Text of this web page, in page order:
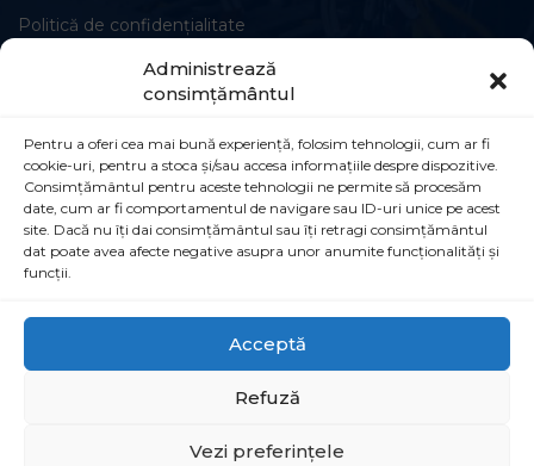
Administrează
consimțământul
Pentru a oferi cea mai bună experiență, folosim tehnologii, cum ar fi
cookie-uri, pentru a stoca și/sau accesa informațiile despre dispozitive.
Consimțământul pentru aceste tehnologii ne permite să procesăm
date, cum ar fi comportamentul de navigare sau ID-uri unice pe acest
site. Dacă nu îți dai consimțământul sau îți retragi consimțământul
dat poate avea afecte negative asupra unor anumite funcționalități și
funcții.
Acceptă
Refuză
Vezi preferințele
Politică de confidențialitate
Circuite și conexiuni
Șoseaua Leordeni 90B, Popești-Leordeni,
077160